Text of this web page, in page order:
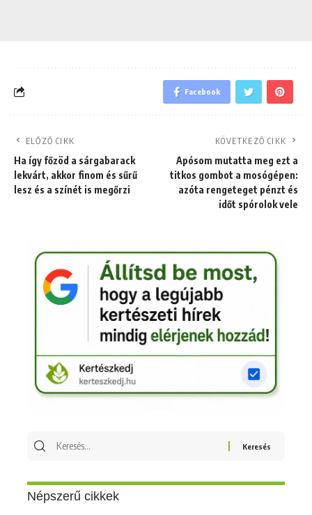
Facebook
ELŐZŐ CIKK
Ha így főzöd a sárgabarack
lekvárt, akkor finom és sűrű
lesz és a színét is megőrzi
KÖVETKEZŐ CIKK
Apósom mutatta meg ezt a
titkos gombot a mosógépen:
azóta rengeteget pénzt és
időt spórolok vele
Keresés
Népszerű cikkek